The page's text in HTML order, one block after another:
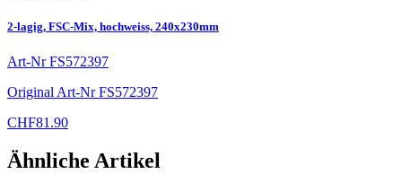
2-lagig, FSC-Mix, hochweiss, 240x230mm
Art-NrFS572397
Original Art-NrFS572397
CHF81.90
Ähnliche Artikel